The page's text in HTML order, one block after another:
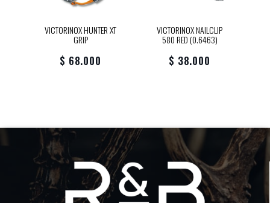
VICTORINOX HUNTER XT
GRIP
$ 68.000
VICTORINOX NAILCLIP
580 RED (0.6463)
$ 38.000